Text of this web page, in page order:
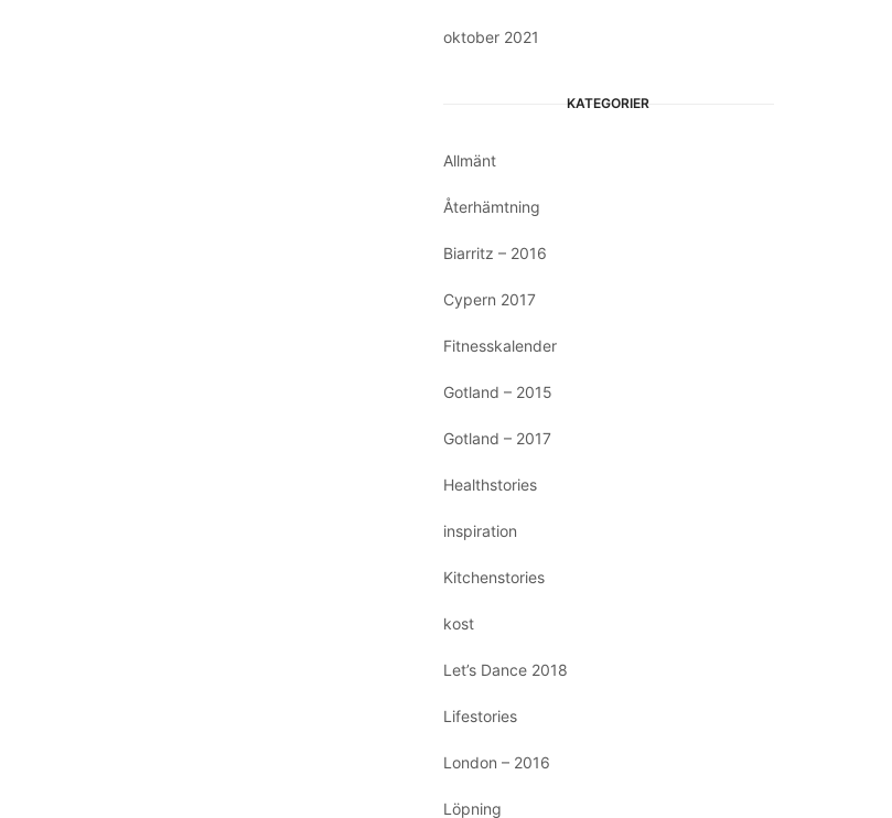
oktober 2021
KATEGORIER
Allmänt
Återhämtning
Biarritz – 2016
Cypern 2017
Fitnesskalender
Gotland – 2015
Gotland – 2017
Healthstories
inspiration
Kitchenstories
kost
Let’s Dance 2018
Lifestories
London – 2016
Löpning